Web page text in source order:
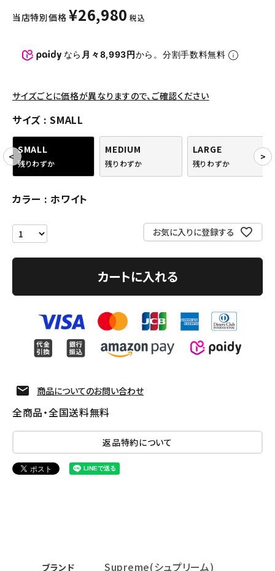
パンツ・ショーツ
SEASON
CONTENTS
ACCOUNT MENU
当店特別価格 ¥26,980 税込
なら 月々8,993円から。分割手数料無料
サイズごとに価格が異なりますので、ご確認ください
サイズ SMALL
SMALL
残りわずか
MEDIUM
残りわずか
LARGE
残りわずか
カラー ホワイト
お気に入りに登録する
カートに入れる
商品についてのお問い合わせ
全商品・全国送料無料
返品特約について
ブランド Supreme(シュプリーム)